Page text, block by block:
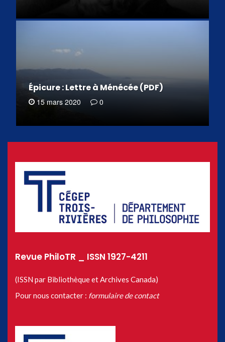
Épicure : Lettre à Ménécée (PDF)
15 mars 2020 0
Revue PhiloTR _ ISSN 1927-4211
(ISSN par Bibliothèque et Archives Canada)
Pour nous contacter : formulaire de contact